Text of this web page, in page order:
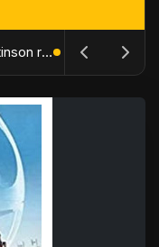
The Batman : Part II – Robert Pattinson replonge dans les ténèbres de Gotham dès octobre 2027